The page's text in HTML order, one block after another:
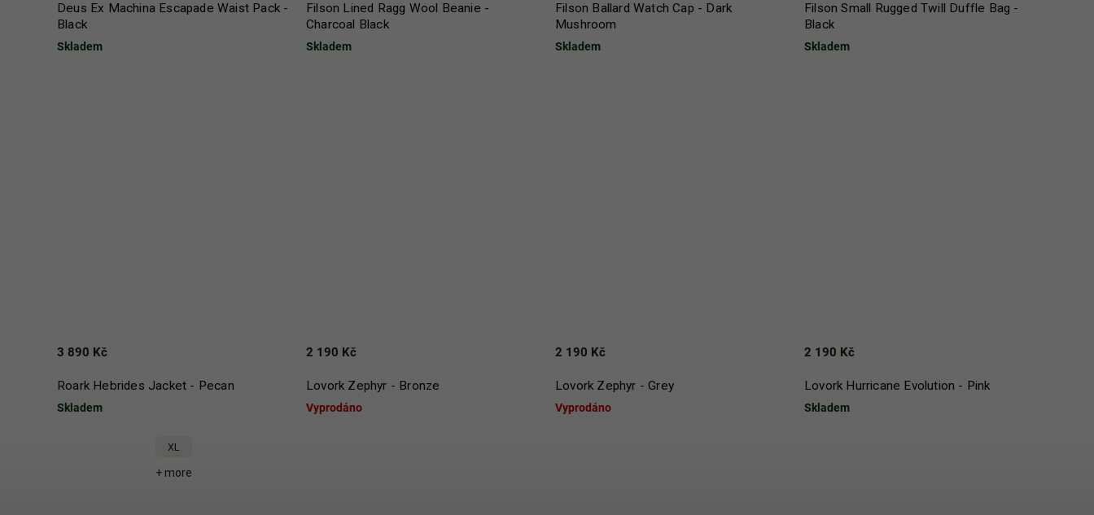
Deus Ex Machina Escapade Waist Pack -
Black
Skladem
Filson Lined Ragg Wool Beanie -
Charcoal Black
Skladem
Filson Ballard Watch Cap - Dark
Mushroom
Skladem
Filson Small Rugged Twill Duffle Bag -
Black
Skladem
Roark Hebrides Jacket - Pecan
Skladem
3 890 Kč
XL
+ more
Lovork Zephyr - Bronze
Vyprodáno
2 190 Kč
Lovork Zephyr - Grey
Vyprodáno
2 190 Kč
Lovork Hurricane Evolution - Pink
Skladem
2 190 Kč